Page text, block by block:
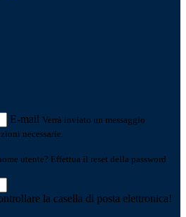
E-mail Verrà inviato un messaggio
necessarie.
utente? Effettua il reset della password
la casella di posta elettronica!